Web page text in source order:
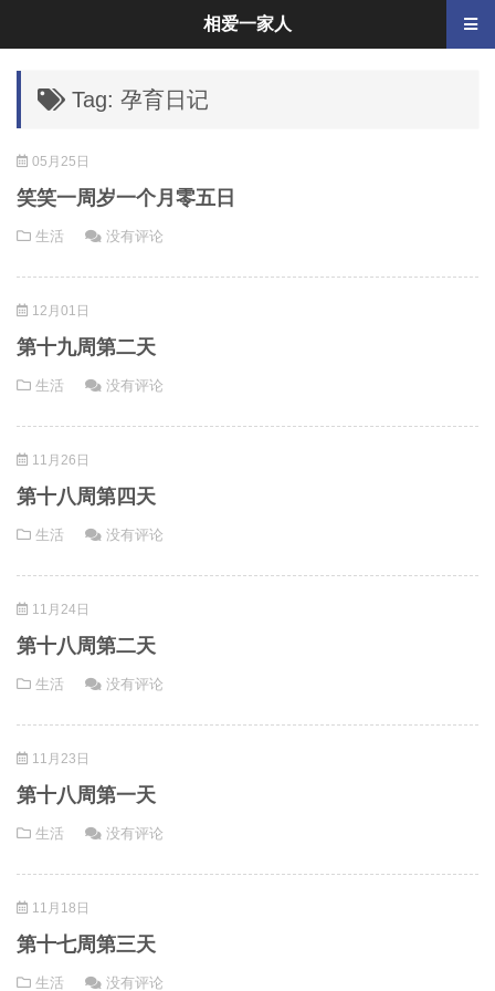
Tag: 孕育日记
05月25日
笑笑一周岁一个月零五日
生活 没有评论
12月01日
第十九周第二天
生活 没有评论
11月26日
第十八周第四天
生活 没有评论
11月24日
第十八周第二天
生活 没有评论
11月23日
第十八周第一天
生活 没有评论
11月18日
第十七周第三天
生活 没有评论
相爱一家人